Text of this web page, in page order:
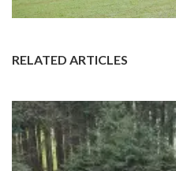
RELATED ARTICLES